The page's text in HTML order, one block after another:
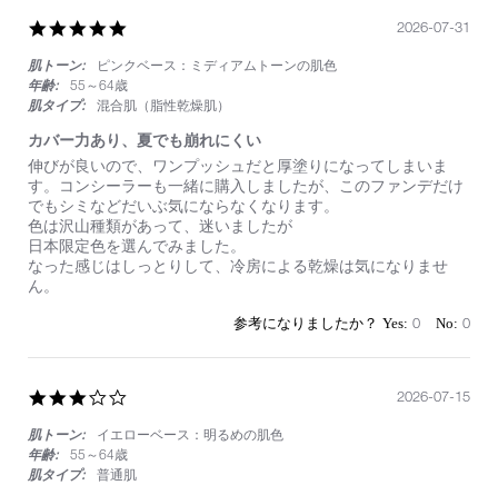
rating
肌トーン:
ピンクベース：ミディアムトーンの肌色
年齢:
55～64歳
肌タイプ:
混合肌（脂性乾燥肌）
カバー力あり、夏でも崩れにくい
Review
by
on
31
Jul
2026
review
stating
カ
バ
ー
力
あ
り、
も
れ
に
く
い
伸びが良いので、ワンプッシュだと厚塗りになってしまいま
す。コンシーラーも一緒に購入しましたが、このファンデだけ
でもシミなどだいぶ気にならなくなります。
色は沢山種類があって、迷いましたが
日本限定色を選んでみました。
なった感じはしっとりして、冷房による乾燥は気になりませ
ん。
2026-07-31
0 0
rating
肌トーン:
イエローベース：明るめの肌色
年齢:
55～64歳
肌タイプ:
普通肌
2026-07-15